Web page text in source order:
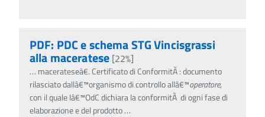
PDF: PDC e schema STG Vincisgrassi
alla maceratese [22%]
… macerateseâ€. Certificato di ConformitÃ : documento
rilasciato dallâ€™organismo di controllo allâ€™operatore,
con il quale lâ€™OdC dichiara la conformitÃ di ogni fase di
elaborazione e del prodotto…